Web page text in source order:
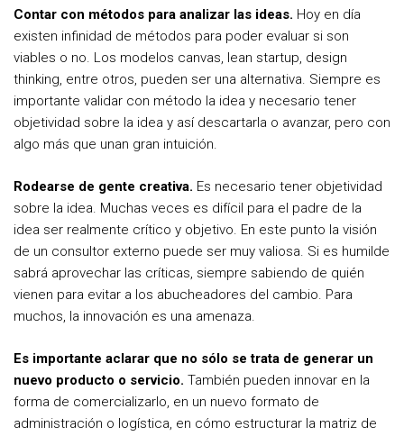
Contar con métodos para analizar las ideas. Hoy en día
existen infinidad de métodos para poder evaluar si son
viables o no. Los modelos canvas, lean startup, design
thinking, entre otros, pueden ser una alternativa. Siempre es
importante validar con método la idea y necesario tener
objetividad sobre la idea y así descartarla o avanzar, pero con
algo más que unan gran intuición.
Rodearse de gente creativa. Es necesario tener objetividad
sobre la idea. Muchas veces es difícil para el padre de la
idea ser realmente crítico y objetivo. En este punto la visión
de un consultor externo puede ser muy valiosa. Si es humilde
sabrá aprovechar las críticas, siempre sabiendo de quién
vienen para evitar a los abucheadores del cambio. Para
muchos, la innovación es una amenaza.
Es importante aclarar que no sólo se trata de generar un
nuevo producto o servicio. También pueden innovar en la
forma de comercializarlo, en un nuevo formato de
administración o logística, en cómo estructurar la matriz de